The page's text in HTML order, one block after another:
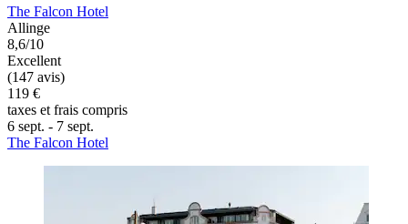
The Falcon Hotel
Allinge
8,6/10
Excellent
(147 avis)
119 €
taxes et frais compris
6 sept. - 7 sept.
The Falcon Hotel